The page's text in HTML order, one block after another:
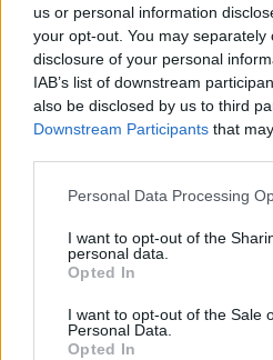
us or personal information
your opt-out. You may
disclosure of your personal
IAB’s list of downstream
also be disclosed by us to third
Downstream Participants that
Please note that this website/app
not limited to your visit or usage
grant or deny consent to Google
use your data for below specified
consent section.
Personal Data Processing
I want to opt-out of the
personal data.
Opted In
I want to opt-out of the Sale
Personal Data.
Opted In
Δεκεμβρίου, σε συνεργασία με
συνδρομή της Ειδικής
Αντιτρομοκρατικής Μονάδας,
Εξουδετέρωσης Εκρηκτικών
Διεύθυνσης
αστυνομικού σκύλου, ενώ